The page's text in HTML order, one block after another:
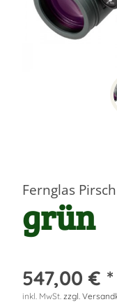
Fernglas
grün
547,00 € *
inkl. MwSt. zzgl.